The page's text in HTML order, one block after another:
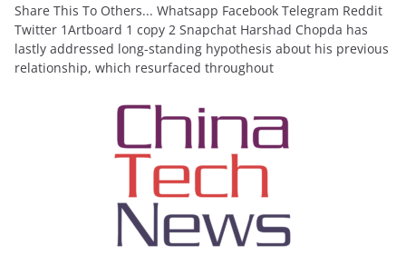
Share This To Others... Whatsapp Facebook Telegram Reddit
Twitter 1Artboard 1 copy 2 Snapchat Harshad Chopda has
lastly addressed long-standing hypothesis about his previous
relationship, which resurfaced throughout